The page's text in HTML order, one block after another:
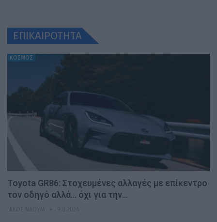
ΕΠΙΚΑΙΡΟΤΗΤΑ
ΚΟΣΜΟΣ
Toyota GR86: Στοχευμένες αλλαγές με επίκεντρο
τον οδηγό αλλά… όχι για την…